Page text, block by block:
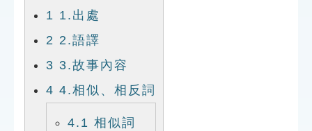
單字索引
生命大百科索引
遊戲專區
1 1.出處
2 2.語譯
3 3.故事內容
4 4.相似、相反詞
4.1 相似詞